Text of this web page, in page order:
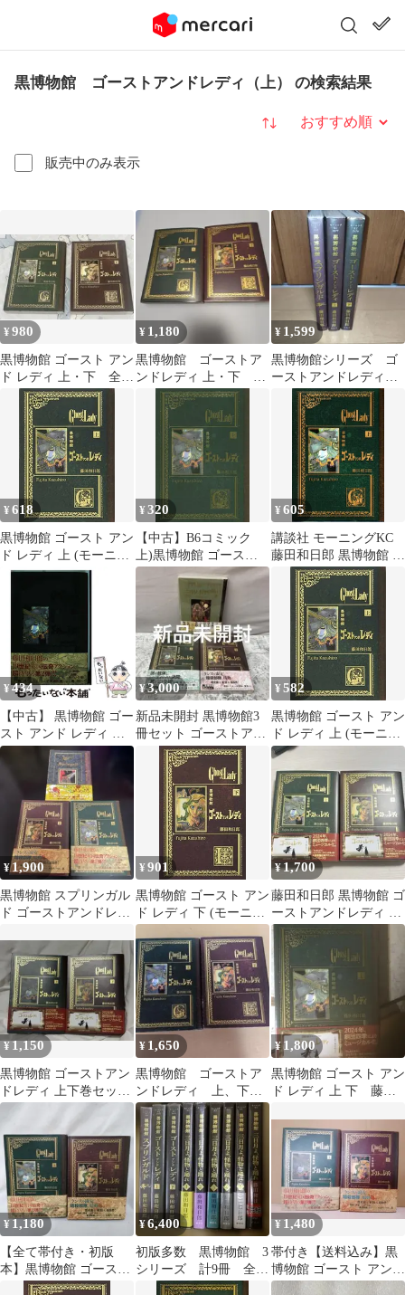
黒博物館 ゴーストアンドレディ（上） の検索結果
販売中のみ表示
並び替え
¥980
黒博物館 ゴースト アン
ド レディ 上・下 全巻
セット 藤田和日郎
¥ 1,180
黒博物館 ゴーストア
ンドレディ 上・下 藤
田和日郎
¥ 1,599
黒博物館シリーズ ゴ
ーストアンドレディ上
下巻 スプリンガル
ド 3冊セット
¥618
黒博物館 ゴースト アン
ド レディ 上 (モーニン
グKC)
¥320
【中古】B6コミック
上)黒博物館 ゴースト
アンドレディ / 藤田和
¥605
講談社 モーニングKC
藤田和日郎 黒博物館 ゴ
ーストアンドレディ 上
¥ 434
【中古】 黒博物館 ゴー
スト アンド レディ 上
（モーニング KC） / 藤
田 和日郎 / 講談社
¥3,000
新品未開封 黒博物館3
冊セット ゴーストアン
ドレディ 上下 三日月よ
怪物と踊れ
¥582
黒博物館 ゴースト アン
ド レディ 上 (モーニン
グKC)
¥1,900
黒博物館 スプリンガル
ド ゴーストアンドレデ
き
¥901
黒博物館 ゴースト アン
ド レディ 下 (モーニン
グKC)
¥1,700
藤田和日郎 黒博物館 ゴ
ーストアンドレディ 上
下巻 劇団四季 帯付き
¥1,150
黒博物館 ゴーストアン
ドレディ 上下巻セット
藤田和日郎
¥ 1,650
黒博物館 ゴーストア
ンドレディ 上、下
巻 2冊セット 藤田和
日郎
¥1,800
黒博物館 ゴースト アン
ド レディ 上 下 藤田
¥1,180
【全て帯付き・初版
本】黒博物館 ゴースト
アンドレディ 上下2巻
¥6,400
初版多数 黒博物館 3
シリーズ 計9冊 全
巻 セット s26 666
¥1,480
帯付き【送料込み】黒
博物館 ゴースト アンド
レディ 上下巻 藤田和